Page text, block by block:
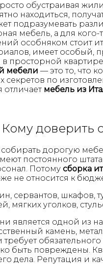
обустраивая
находиться,
подразумевать
мебель, а для
особняком стоит
имеет особый,
просторной
мебели — это то, что
секретов по
отличает мебель из
Кому доверить
дорогую
постоянного
Потому сборка
не относится к
сервантов, шкафов,
мягких уголков,
является одной из
камень,
требует
быть повреждены.
дела. Репутация и